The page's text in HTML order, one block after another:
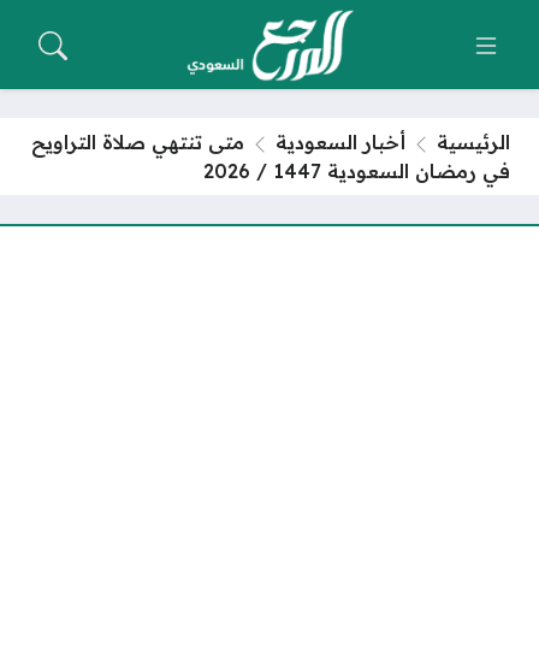
الرئيسية أخبار السعودية
متى تنتهي صلاة التراويح
في رمضان السعودية 1447 / 2026